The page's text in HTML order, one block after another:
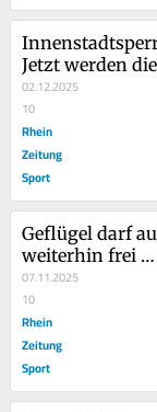
Jetzt werden die
Fußgänger
02.12.2025
10
Rhein
Zeitung
Sport
Geflügel darf
weiterhin frei
herumlaufen
07.11.2025
10
Rhein
Zeitung
Sport